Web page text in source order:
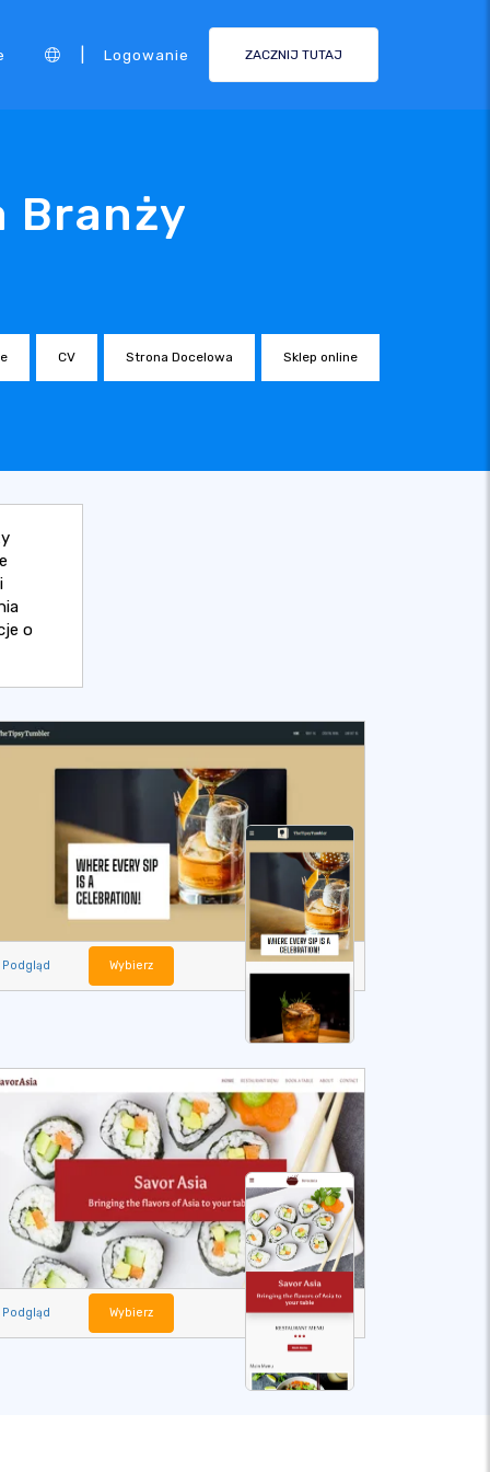
Logowanie ZACZNIJ TUTAJ
Branży
CV Strona Docelowa Sklep online
o
Podgląd Wybierz
Podgląd Wybierz